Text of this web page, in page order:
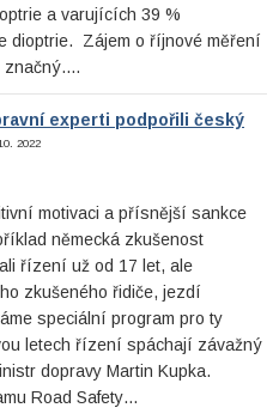
a varujících 39 %
dioptrie. Zájem o říjnové měření
značný.…
experti podpořili český
2022
motivaci a přísnější sankce
německá zkušenost
řízení už od 17 let, ale
zkušeného řidiče, jezdí
speciální program pro ty
letech řízení spáchají závažný
dopravy Martin Kupka.
Road Safety…